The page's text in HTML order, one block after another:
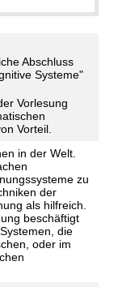
Abschluss
Systeme"
Vorlesung
Vorteil.
in der Welt.
zu
der
als hilfreich.
beschäftigt
die
oder im